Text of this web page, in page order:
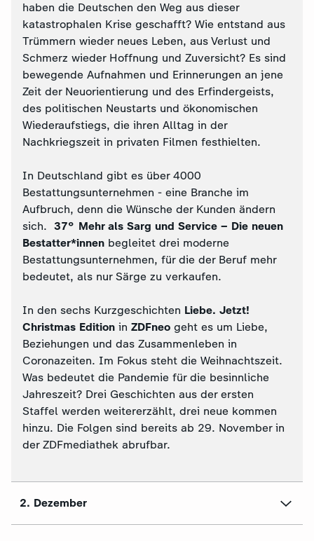
haben die Deutschen den Weg aus dieser
katastrophalen Krise geschafft? Wie entstand aus
Trümmern wieder neues Leben, aus Verlust und
Schmerz wieder Hoffnung und Zuversicht? Es sind
bewegende Aufnahmen und Erinnerungen an jene
Zeit der Neuorientierung und des Erfindergeists,
des politischen Neustarts und ökonomischen
Wiederaufstiegs, die ihren Alltag in der
Nachkriegszeit in privaten Filmen festhielten.
In Deutschland gibt es über 4000
Bestattungsunternehmen - eine Branche im
Aufbruch, denn die Wünsche der Kunden ändern
sich. 37° Mehr als Sarg und Service – Die neuen
Bestatter*innen begleitet drei moderne
Bestattungsunternehmen, für die der Beruf mehr
bedeutet, als nur Särge zu verkaufen.
In den sechs Kurzgeschichten Liebe. Jetzt!
Christmas Edition in ZDFneo geht es um Liebe,
Beziehungen und das Zusammenleben in
Coronazeiten. Im Fokus steht die Weihnachtszeit.
Was bedeutet die Pandemie für die besinnliche
Jahreszeit? Drei Geschichten aus der ersten
Staffel werden weitererzählt, drei neue kommen
hinzu. Die Folgen sind bereits ab 29. November in
der ZDFmediathek abrufbar.
2. Dezember